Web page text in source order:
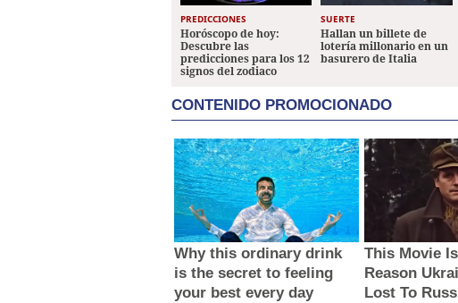
PREDICCIONES
Horóscopo de hoy:
Descubre las
predicciones para los 12
signos del zodiaco
SUERTE
Hallan un billete de
lotería millonario en un
basurero de Italia
CONTENIDO PROMOCIONADO
Why this ordinary drink
is the secret to feeling
your best every day
This Movie
Reason
Lost To